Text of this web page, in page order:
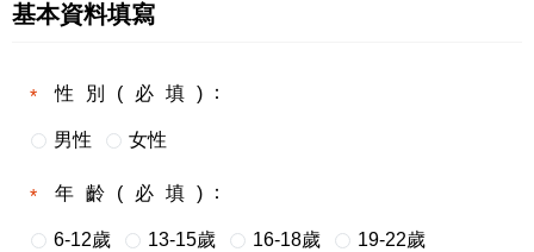
基本資料填寫
性別(必填)
男性 女性
年齡(必填)
6-12歲 13-15歲 16-18歲 19-22歲